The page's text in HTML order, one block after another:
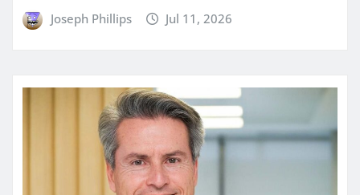
Joseph Phillips Jul 11, 2026